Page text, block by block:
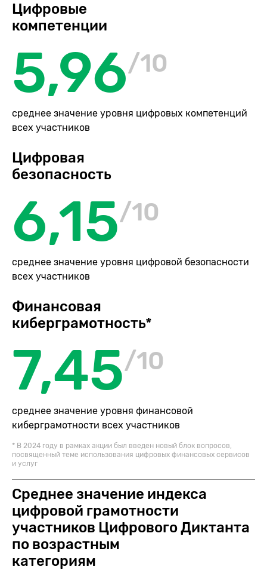
Цифровые
компетенции
5,96/10
среднее значение уровня цифровых компетенций
всех участников
Цифровая
безопасность
6,15/10
среднее значение уровня цифровой безопасности
всех участников
Финансовая
киберграмотность*
7,45/10
среднее значение уровня финансовой
киберграмотности всех участников
* В 2024 году в рамках акции был введен новый блок вопросов,
посвященный теме использования цифровых финансовых сервисов
и услуг
Среднее значение индекса
цифровой грамотности
участников Цифрового Диктанта
по возрастным
категориям